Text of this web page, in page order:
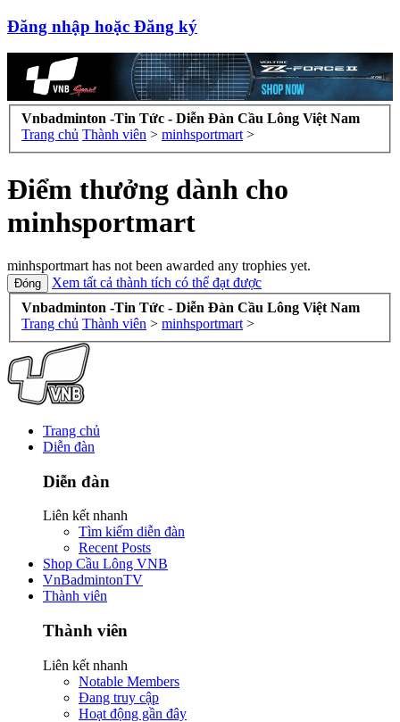
Đăng nhập hoặc Đăng ký
Vnbadminton -Tin Tức - Diễn Đàn Cầu Lông Việt Nam
Trang chủ Thành viên > minhsportmart >
Điểm thưởng dành cho
minhsportmart
minhsportmart has not been awarded any trophies yet.
Xem tất cả thành tích có thể đạt được
Vnbadminton -Tin Tức - Diễn Đàn Cầu Lông Việt Nam
Trang chủ Thành viên > minhsportmart >
Trang chủ
Diễn đàn
Diễn đàn
Liên kết nhanh
Tìm kiếm diễn đàn
Recent Posts
Shop Cầu Lông VNB
VnBadmintonTV
Thành viên
Thành viên
Liên kết nhanh
Notable Members
Đang truy cập
Hoạt động gần đây